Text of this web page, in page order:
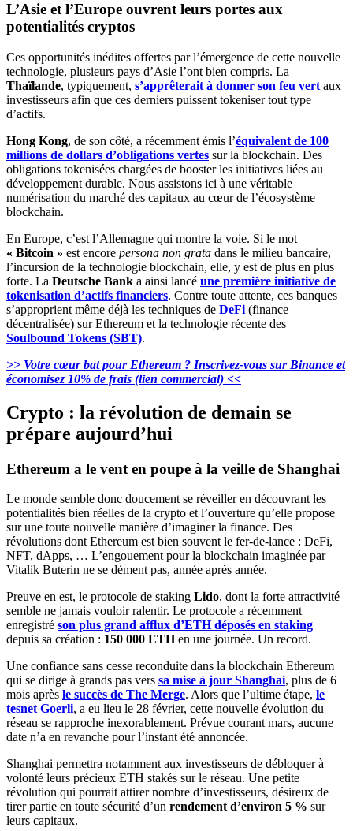
L’Asie et l’Europe ouvrent leurs portes aux
potentialités cryptos
Ces opportunités inédites offertes par l’émergence de cette nouvelle
technologie, plusieurs pays d’Asie l’ont bien compris. La
Thaïlande, typiquement, s’apprêterait à donner son feu vert aux
investisseurs afin que ces derniers puissent tokeniser tout type
d’actifs.
Hong Kong, de son côté, a récemment émis l’équivalent de 100
millions de dollars d’obligations vertes sur la blockchain. Des
obligations tokenisées chargées de booster les initiatives liées au
développement durable. Nous assistons ici à une véritable
numérisation du marché des capitaux au cœur de l’écosystème
blockchain.
En Europe, c’est l’Allemagne qui montre la voie. Si le mot
« Bitcoin » est encore persona non grata dans le milieu bancaire,
l’incursion de la technologie blockchain, elle, y est de plus en plus
forte. La Deutsche Bank a ainsi lancé une première initiative de
tokenisation d’actifs financiers. Contre toute attente, ces banques
s’approprient même déjà les techniques de DeFi (finance
décentralisée) sur Ethereum et la technologie récente des
Soulbound Tokens (SBT).
>> Votre cœur bat pour Ethereum ? Inscrivez-vous sur Binance et
économisez 10% de frais (lien commercial) <<
Crypto : la révolution de demain se
prépare aujourd’hui
Ethereum a le vent en poupe à la veille de Shanghai
Le monde semble donc doucement se réveiller en découvrant les
potentialités bien réelles de la crypto et l’ouverture qu’elle propose
sur une toute nouvelle manière d’imaginer la finance. Des
révolutions dont Ethereum est bien souvent le fer-de-lance : DeFi,
NFT, dApps, … L’engouement pour la blockchain imaginée par
Vitalik Buterin ne se dément pas, année après année.
Preuve en est, le protocole de staking Lido, dont la forte attractivité
semble ne jamais vouloir ralentir. Le protocole a récemment
enregistré son plus grand afflux d’ETH déposés en staking
depuis sa création : 150 000 ETHen une journée. Un record.
Une confiance sans cesse reconduite dans la blockchain Ethereum
qui se dirige à grands pas vers sa mise à jour Shanghai, plus de 6
mois après le succès de The Merge. Alors que l’ultime étape, le
tesnet Goerli, a eu lieu le 28 février, cette nouvelle évolution du
réseau se rapproche inexorablement. Prévue courant mars, aucune
date n’a en revanche pour l’instant été annoncée.
Shanghai permettra notamment aux investisseurs de débloquer à
volonté leurs précieux ETH stakés sur le réseau. Une petite
révolution qui pourrait attirer nombre d’investisseurs, désireux de
tirer partie en toute sécurité d’un rendement d’environ 5 % sur
leurs capitaux.